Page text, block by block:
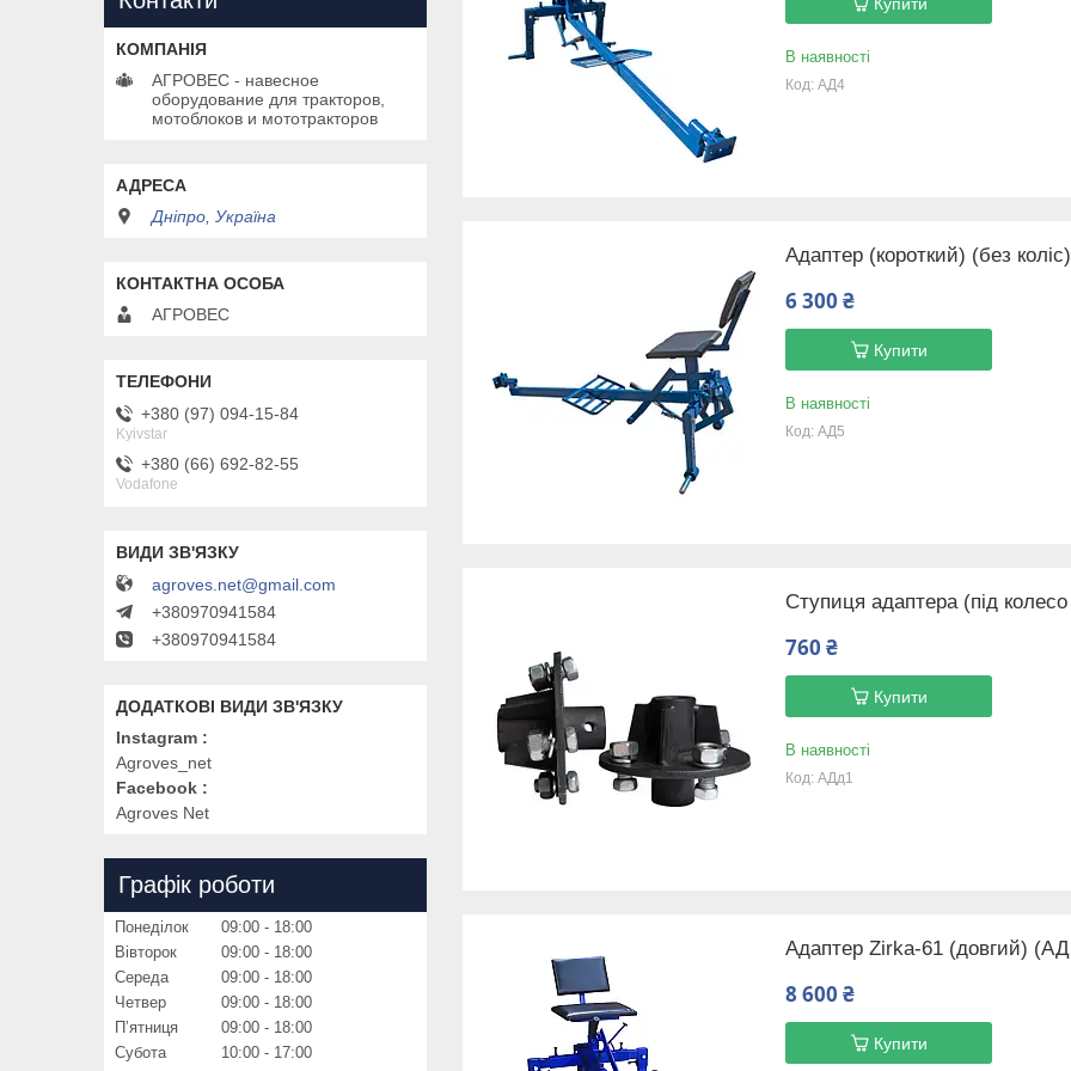
В наявності
АД4
Адаптер (короткий) (без
6 300 ₴
Купити
В наявності
АД5
Ступиця адаптера (під
760 ₴
Купити
В наявності
АДд1
Адаптер Zirka-61 (довгий)
8 600 ₴
Купити
АГРОВЕС - навесное
оборудование для тракторов,
мотоблоков и мототракторов
Дніпро, Україна
АГРОВЕС
+380 (97) 094-15-84
Kyivstar
+380 (66) 692-82-55
Vodafone
agroves.net@gmail.com
+380970941584
+380970941584
Instagram
Agroves_net
Facebook
Agroves Net
Графік роботи
Понеділок 09:00
18:00
Вівторок
09:00
18:00
Середа
09:00
18:00
Четвер
09:00
18:00
Пʼятниця
09:00
18:00
Субота
10:00
17:00